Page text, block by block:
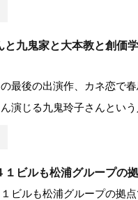
と九鬼家と大本教と創価
最後の出演作、カネ恋で
演じる九鬼玲子さんという
ビルも松浦グループの拠
ビルも松浦グループの拠